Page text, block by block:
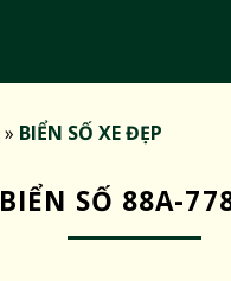
» BIỂN SỐ XE ĐẸP
BIỂN SỐ 88A-